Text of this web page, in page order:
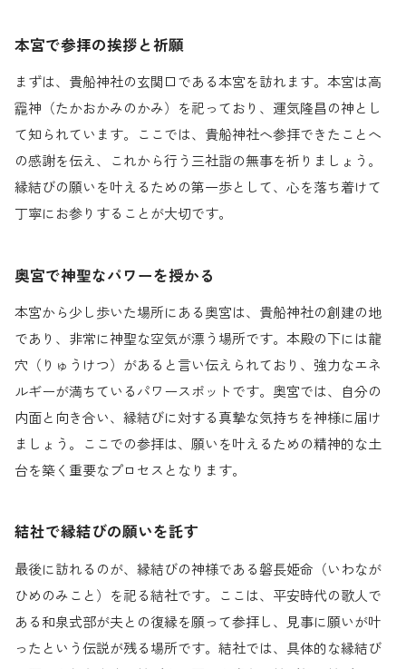
本宮で参拝の挨拶と祈願
まずは、貴船神社の玄関口である本宮を訪れます。本宮は高
龗神（たかおかみのかみ）を祀っており、運気隆昌の神とし
て知られています。ここでは、貴船神社へ参拝できたことへ
の感謝を伝え、これから行う三社詣の無事を祈りましょう。
縁結びの願いを叶えるための第一歩として、心を落ち着けて
丁寧にお参りすることが大切です。
奥宮で神聖なパワーを授かる
本宮から少し歩いた場所にある奥宮は、貴船神社の創建の地
であり、非常に神聖な空気が漂う場所です。本殿の下には龍
穴（りゅうけつ）があると言い伝えられており、強力なエネ
ルギーが満ちているパワースポットです。奥宮では、自分の
内面と向き合い、縁結びに対する真摯な気持ちを神様に届け
ましょう。ここでの参拝は、願いを叶えるための精神的な土
台を築く重要なプロセスとなります。
結社で縁結びの願いを託す
最後に訪れるのが、縁結びの神様である磐長姫命（いわなが
ひめのみこと）を祀る結社です。ここは、平安時代の歌人で
ある和泉式部が夫との復縁を願って参拝し、見事に願いが叶
ったという伝説が残る場所です。結社では、具体的な縁結び